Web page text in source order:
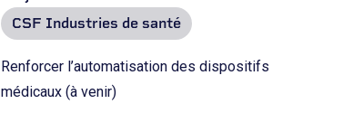
CSF Industries de santé
Renforcer l’automatisation des dispositifs
médicaux (à venir)